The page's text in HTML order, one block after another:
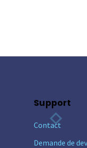
Support
Contact
Demande de